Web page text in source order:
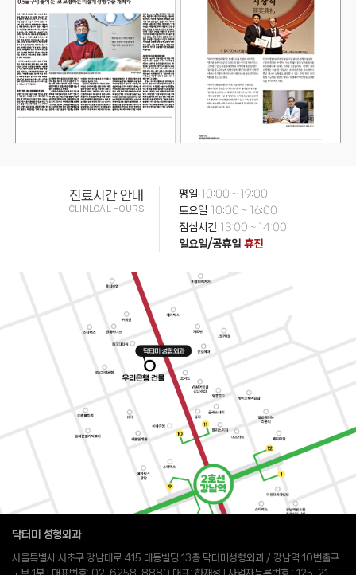
진료시간 안내
CLINLCAL HOURS
평일 10:00 ~ 19:00
토요일 10:00 ~ 16:00
점심시간 13:00 ~ 14:00
일요일/공휴일 휴진
닥터미 성형외과
서울특별시 서초구 강남대로 415 대동빌딩 13층 닥터미성형외과 / 강남역 10번출구
도보 1분 l 대표번호: 02-6258-8880 대표: 하재성 l 사업자등록번호 : 125-21-